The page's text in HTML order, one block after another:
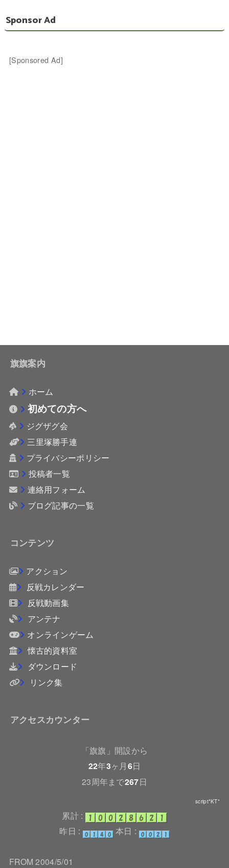
Sponsor Ad
[Sponsored Ad]
旗旗案内
ホーム
初めての方へ
ジグザグ会
三里塚勝手連
プライバシーポリシー
投稿者一覧
連絡用フォーム
ブログ記事の一覧
コンテンツ
アクション
反戦カレンダー
反戦動画集
アンテナ
オンラインゲーム
懐古的資料室
ダウンロード
リンク集
アクセスカウンター
「旗旗」開設から
22年3ヶ月6日
23周年まで267日
script*KT*
累計 :
昨日 :
本日 :
FROM 2004/5/01